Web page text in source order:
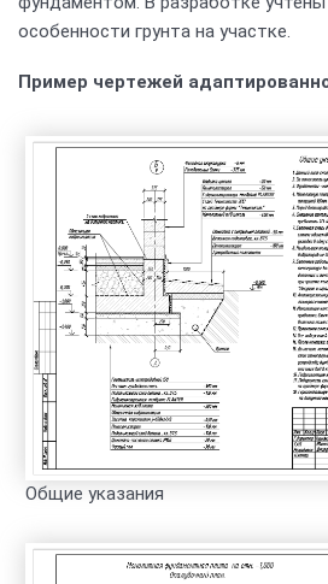
особенности грунта на участке.
Пример чертежей
Общие указания